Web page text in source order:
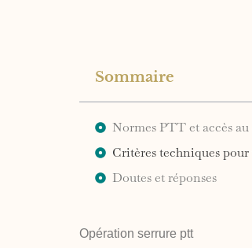
Sommaire
Normes PTT et accès
Critères techniques
Doutes et réponses
Opération serrure ptt